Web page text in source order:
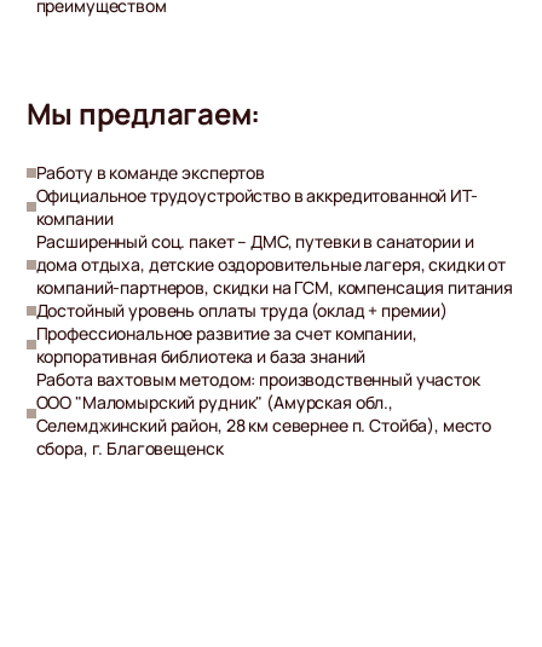
преимуществом
Мы предлагаем:
Работу в команде экспертов
Официальное трудоустройство в аккредитованной ИТ-
компании
Расширенный соц. пакет – ДМС, путевки в санатории и
дома отдыха, детские оздоровительные лагеря, скидки от
компаний-партнеров, скидки на ГСМ, компенсация питания
Достойный уровень оплаты труда (оклад + премии)
Профессиональное развитие за счет компании,
корпоративная библиотека и база знаний
Работа вахтовым методом: производственный участок
ООО "Маломырский рудник" (Амурская обл.,
Селемджинский район, 28 км севернее п. Стойба), место
сбора, г. Благовещенск